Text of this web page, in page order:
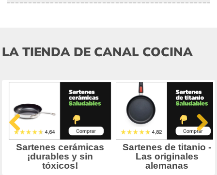
LA TIENDA DE CANAL COCINA